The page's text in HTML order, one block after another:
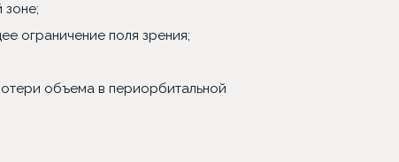
зоне;
ограничение поля зрения;
объема в периорбитальной
Чесалин
Сергеевна Коротких